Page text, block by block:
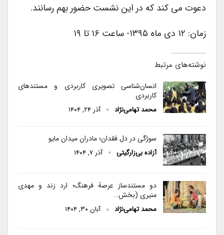
دعوت می کند که در این نشست حضور بهم رسانند.
زمان: ۱۲ دی ماه ۱۳۹۵- ساعت ۱۶ تا ۱۹
نوشته‌های مرتبط
انسا‌ن‌شناسی تصویری کاربردی و مستندهای
کاربردی
محمد تهامی‌نژاد آذر ۲۴, ۱۴۰۴
سوژگی در دل فقدان؛ مادران میدان مایو
آزاده بی‌زارگیتی آذر ۷, ۱۴۰۴
دو مستندساز عرصۀ فرهنگ؛ ارد زند و مهدی
منیری (بخش…
محمد تهامی‌نژاد آبان ۳۰, ۱۴۰۴